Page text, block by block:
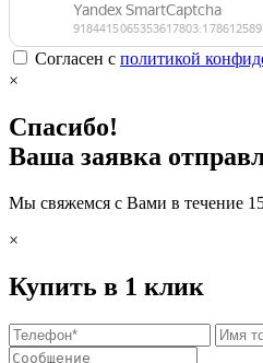
Согласен с политикой
×
Спасибо!
Ваша заявка
Мы свяжемся с Вами в течение
×
Купить в 1 клик